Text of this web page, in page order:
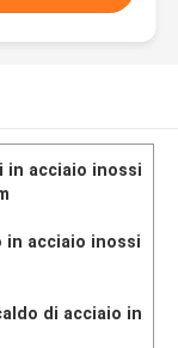
in acciaio inossi
in acciaio inossi
di acciaio in